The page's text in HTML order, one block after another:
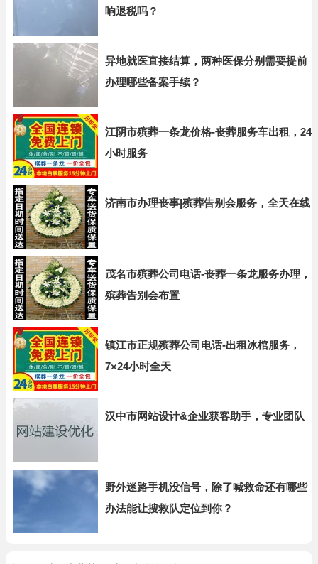
响退税吗？
异地就医直接结算，两种医保分别需要提前
办理哪些备案手续？
江阴市殡葬一条龙价格-丧葬服务车出租，24
小时服务
济南市办理丧事|殡葬告别会服务，全天在线
茂名市殡葬公司电话-丧葬一条龙服务办理，
殡葬告别会布置
镇江市正规殡葬公司电话-出租冰棺服务，
7×24小时全天
汉中市网站设计&企业获客助手，专业团队
野外迷路手机没信号，除了喊救命还有哪些
办法能让搜救队定位到你？